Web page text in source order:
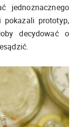
jednoznacznego
pokazali prototyp,
decydować o